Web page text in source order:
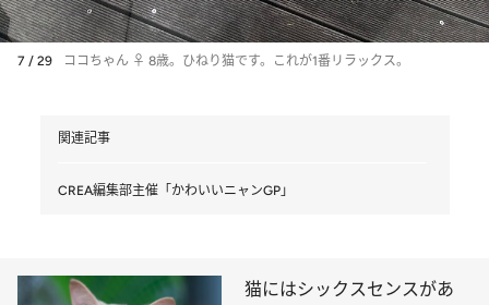
7 / 29 ココちゃん ♀ 8歳。ひねり猫です。これが1番リラックス。
関連記事
CREA編集部主催「かわいいニャンGP」
猫にはシックスセンスがあ